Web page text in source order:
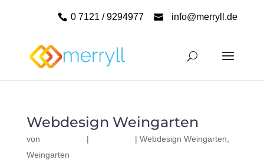
0 7121 / 9294977 info@merryll.de
Webdesign Weingarten
von | | Webdesign Weingarten
Weingarten